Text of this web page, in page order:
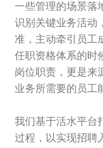
一些管理的场景落
识别关键业务活动
准，主动牵引员工
任职资格体系的时
岗位职责，更是来
业务所需要的员工
我们基于活水平台
过程，以实现招聘